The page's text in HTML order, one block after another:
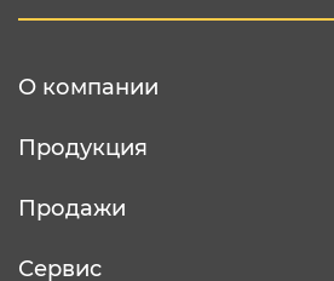
О компании
Продукция
Продажи
Сервис